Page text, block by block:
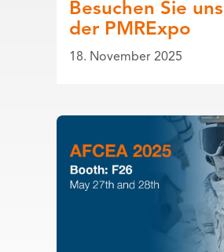
Besuchen Sie
der PMRExpo
18. November 2025